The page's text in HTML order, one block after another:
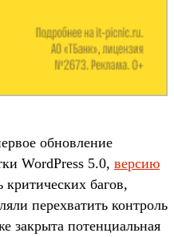
обновление
WordPress 5.0, версию
багов,
перехватить контроль
закрыта потенциальная